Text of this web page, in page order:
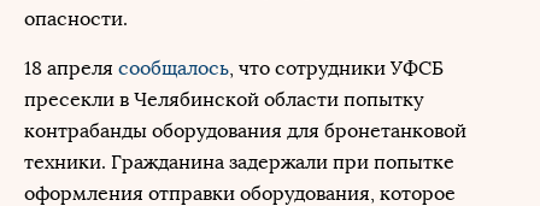
опасности.
18 апреля сообщалось, что сотрудники УФСБ
пресекли в Челябинской области попытку
контрабанды оборудования для бронетанковой
техники. Гражданина задержали при попытке
оформления отправки оборудования, которое